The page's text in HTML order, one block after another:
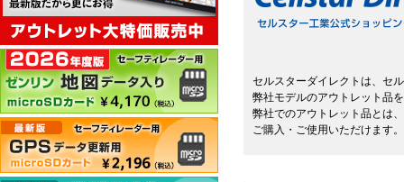
セルスターダイレクトは、セ
弊社モデルのアウトレット品
弊社でのアウトレット品とは
ご購入・ご使用いただけます。